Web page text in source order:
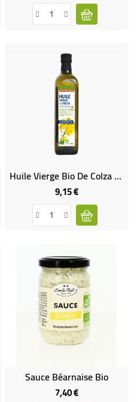
Huile Vierge Bio De Colza Bio Et Équitable
9,15 €Prix
Sauce Béarnaise Bio
7,40 €Prix